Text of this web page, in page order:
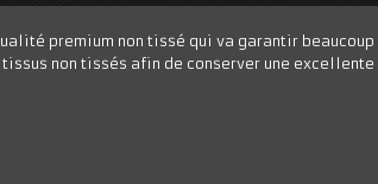
premium non tissé qui va garantir beaucoup
non tissés afin de conserver une